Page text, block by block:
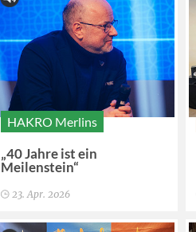
HAKRO Merlins
„40 Jahre ist ein
Meilenstein“
23. Apr. 2026